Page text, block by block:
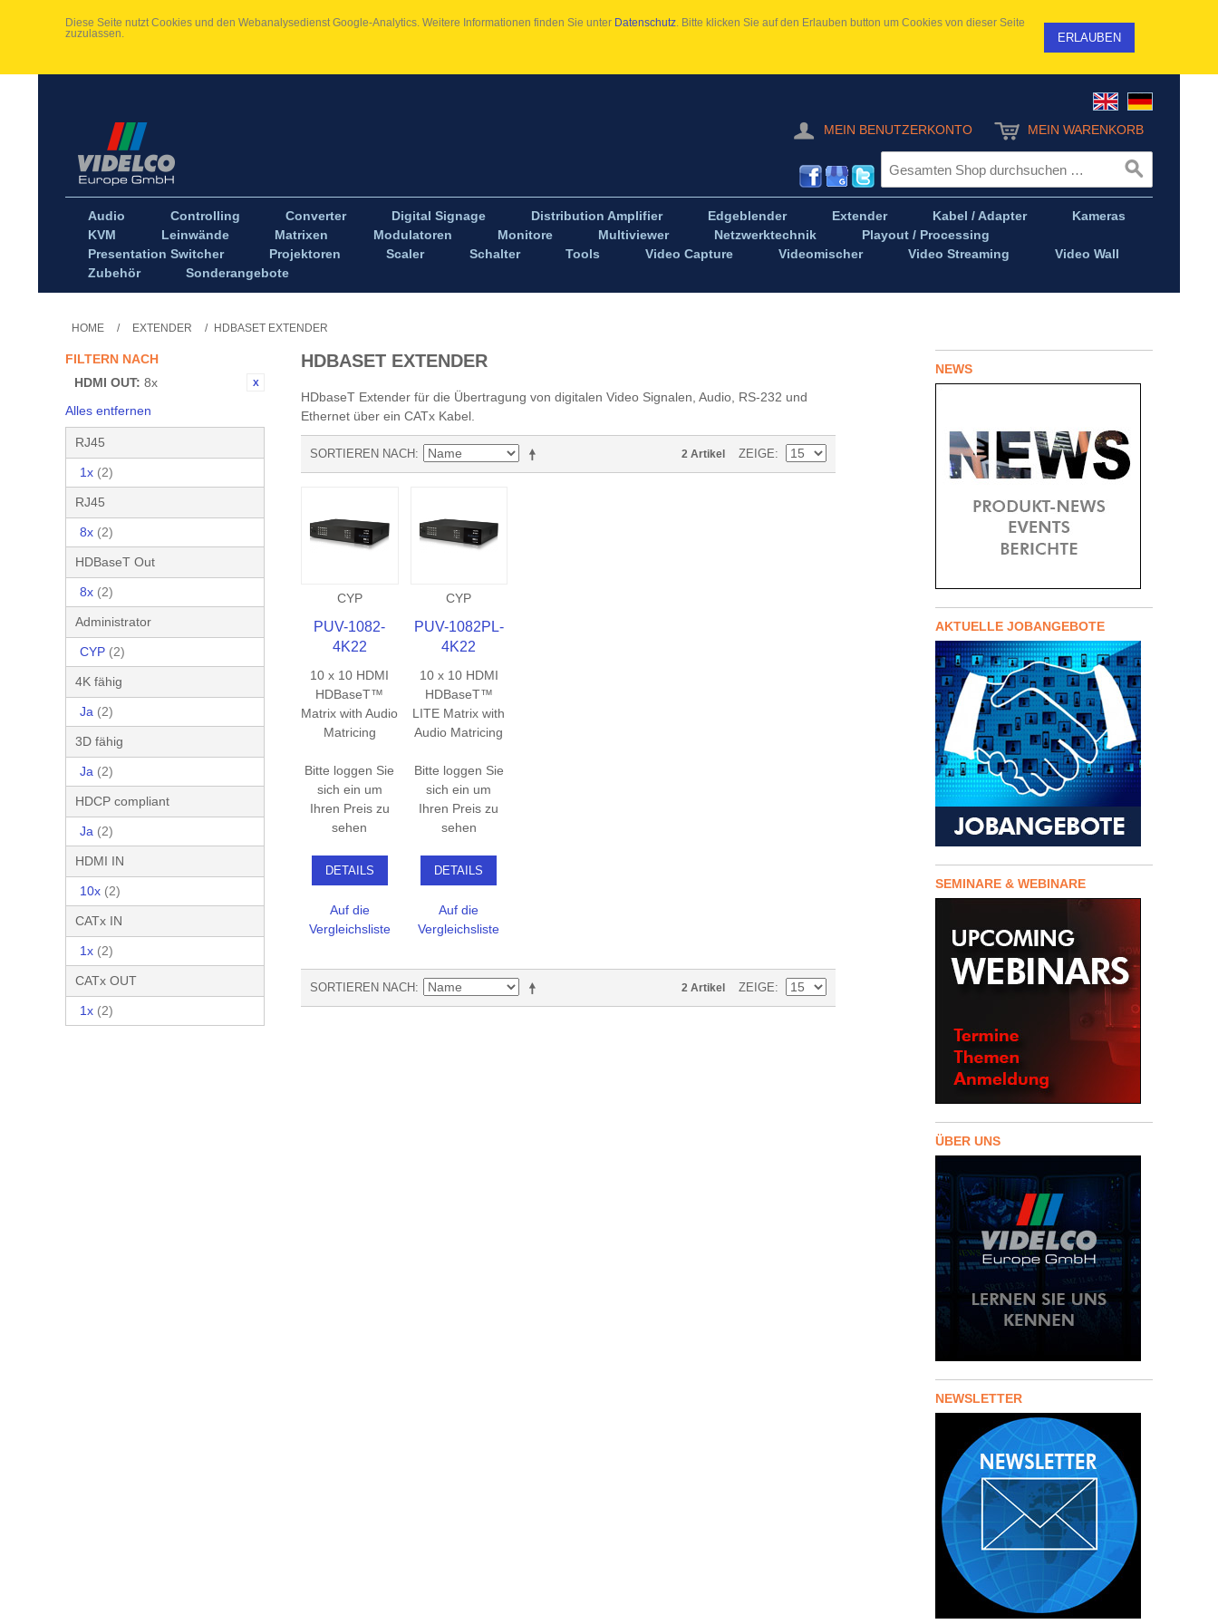
Diese Seite nutzt Cookies und den Webanalysedienst Google-Analytics. Weitere Informationen finden Sie unter Datenschutz . Bitte klicken Sie auf den Erlauben button um Cookies von dieser Seite
zuzulassen.
ERLAUBEN
MEIN BENUTZERKONTO MEIN WARENKORB
Audio Controlling Converter Digital Signage Distribution Amplifier Edgeblender Extender Kabel / Adapter
Kameras
KVM
Leinwände Matrixen Modulatoren Monitore Multiviewer Netzwerktechnik
Playout / Processing
Presentation Switcher
Projektoren Scaler Schalter Tools Video Capture Videomischer Video Streaming
Video Wall
Zubehör
Sonderangebote
HOME / EXTENDER / HDBASET EXTENDER
FILTERN NACH
HDMI OUT: 8x
Alles entfernen
RJ45
1x (2)
RJ45
8x (2)
HDBaseT Out
8x (2)
Administrator
CYP (2)
4K fähig
Ja (2)
3D fähig
Ja (2)
HDCP compliant
Ja (2)
HDMI IN
10x (2)
CATx IN
1x (2)
CATx OUT
1x (2)
HDBASET EXTENDER
HDbaseT Extender für die Übertragung von digitalen Video Signalen, Audio, RS-232 und
Ethernet über ein CATx Kabel.
SORTIEREN NACH 2 Artikel ZEIGE
CYP
PUV-1082-
4K22
10 x 10 HDMI
HDBaseT™
Matrix with Audio
Matricing
Bitte loggen Sie
sich ein um
Ihren Preis zu
sehen
DETAILS
Auf die
Vergleichsliste
CYP
PUV-1082PL-
4K22
10 x 10 HDMI
HDBaseT™
LITE Matrix with
Audio Matricing
Bitte loggen Sie
sich ein um
Ihren Preis zu
sehen
DETAILS
Auf die
Vergleichsliste
SORTIEREN NACH 2 Artikel ZEIGE
NEWS
AKTUELLE JOBANGEBOTE
SEMINARE & WEBINARE
ÜBER UNS
NEWSLETTER